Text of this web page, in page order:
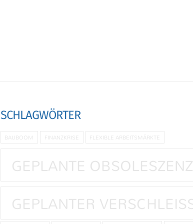
SCHLAGWÖRTER
BAUBOOM FINANZKRISE FLEXIBLE ARBEITSMÄRKTE
GEPLANTE OBSOLESZENZ
GEPLANTER VERSCHLEISS